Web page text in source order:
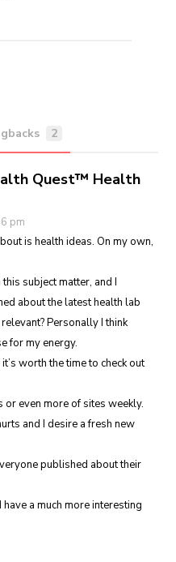
2
Quest™ Health
pm
is health ideas. On my own,
subject matter, and I
about the latest health lab
Personally I think
for my energy.
worth the time to check out
or even more of sites weekly.
and I desire a fresh new
published about their
a much more interesting